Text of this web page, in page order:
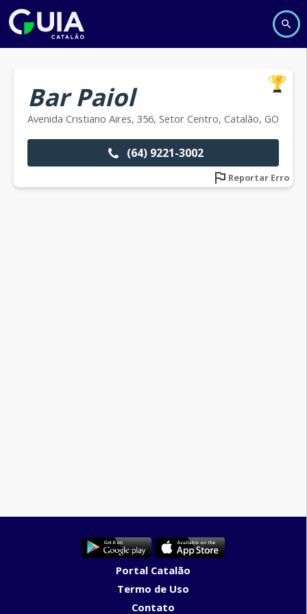
Bar Paiol
Avenida Cristiano Aires, 356, Setor Centro, Catalão, GO
(64) 9221-3002
Reportar Erro
Portal Catalão
Termo de Uso
Contato